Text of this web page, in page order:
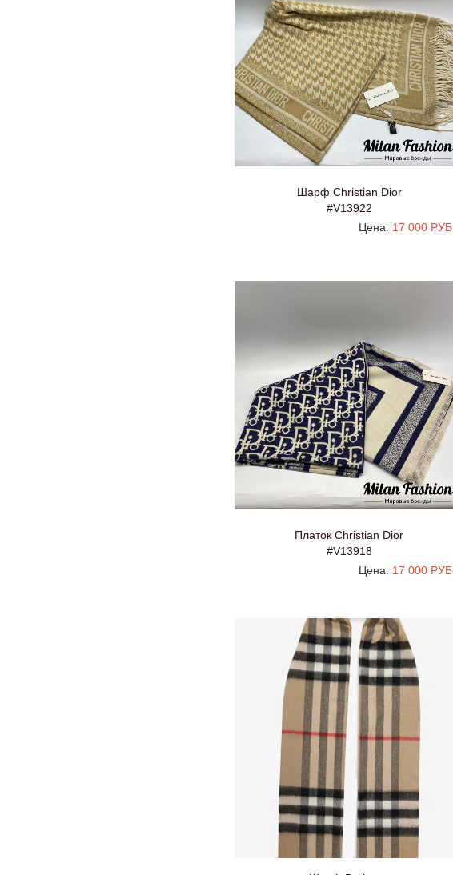
Шарф Christian Dior
#V13922
Цена: 17 000 РУБ.
Платок Christian Dior
#V13918
Цена: 17 000 РУБ.